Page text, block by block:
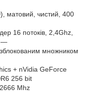
чистий, 400
16 потоків, 2,4Ghz,
―
множником
+ nVidia GeForce
256 bit
Mhz